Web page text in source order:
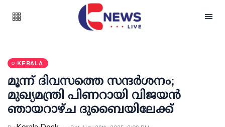
KERALA
മൂന്ന് ദിവസത്തെ സന്ദര്‍ശനം;
മുഖ്യമന്ത്രി പിണറായി വിജയന്‍
ഞായറാഴ്ച ദുബൈയിലേക്ക്